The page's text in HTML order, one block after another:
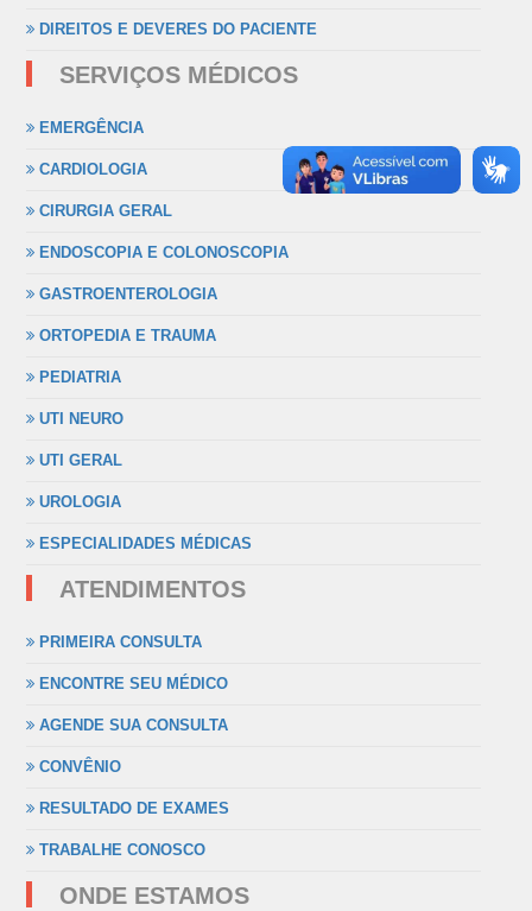
DIREITOS E DEVERES DO PACIENTE
SERVIÇOS MÉDICOS
EMERGÊNCIA
CARDIOLOGIA
CIRURGIA GERAL
ENDOSCOPIA E COLONOSCOPIA
GASTROENTEROLOGIA
ORTOPEDIA E TRAUMA
PEDIATRIA
UTI NEURO
UTI GERAL
UROLOGIA
ESPECIALIDADES MÉDICAS
ATENDIMENTOS
PRIMEIRA CONSULTA
ENCONTRE SEU MÉDICO
AGENDE SUA CONSULTA
CONVÊNIO
RESULTADO DE EXAMES
TRABALHE CONOSCO
ONDE ESTAMOS